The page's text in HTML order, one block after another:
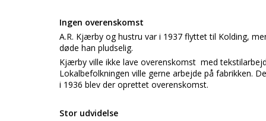
Ingen overenskomst
A.R. Kjærby og hustru var i 1937 flyttet til Kolding,
døde han pludselig.
Kjærby ville ikke lave overenskomst med
Lokalbefolkningen ville gerne arbejde på fabrikken.
i 1936 blev der oprettet overenskomst.
Stor udvidelse